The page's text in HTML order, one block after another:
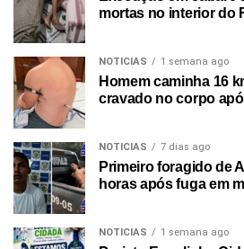
mortas no interior do
NOTICIAS 1 semana ago
Homem caminha 16
cravado no corpo
NOTICIAS 7 dias ago
Primeiro foragido de
horas após fuga em
NOTICIAS 1 semana ago